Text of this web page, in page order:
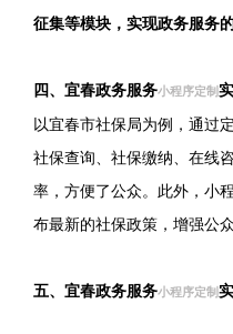
征集等模块，实现政务服务
四、宜春政务服务小程序定制
以宜春市社保局为例，通过
社保查询、社保缴纳、在线
率，方便了公众。此外，小
布最新的社保政策，增强公
五、宜春政务服务小程序定制